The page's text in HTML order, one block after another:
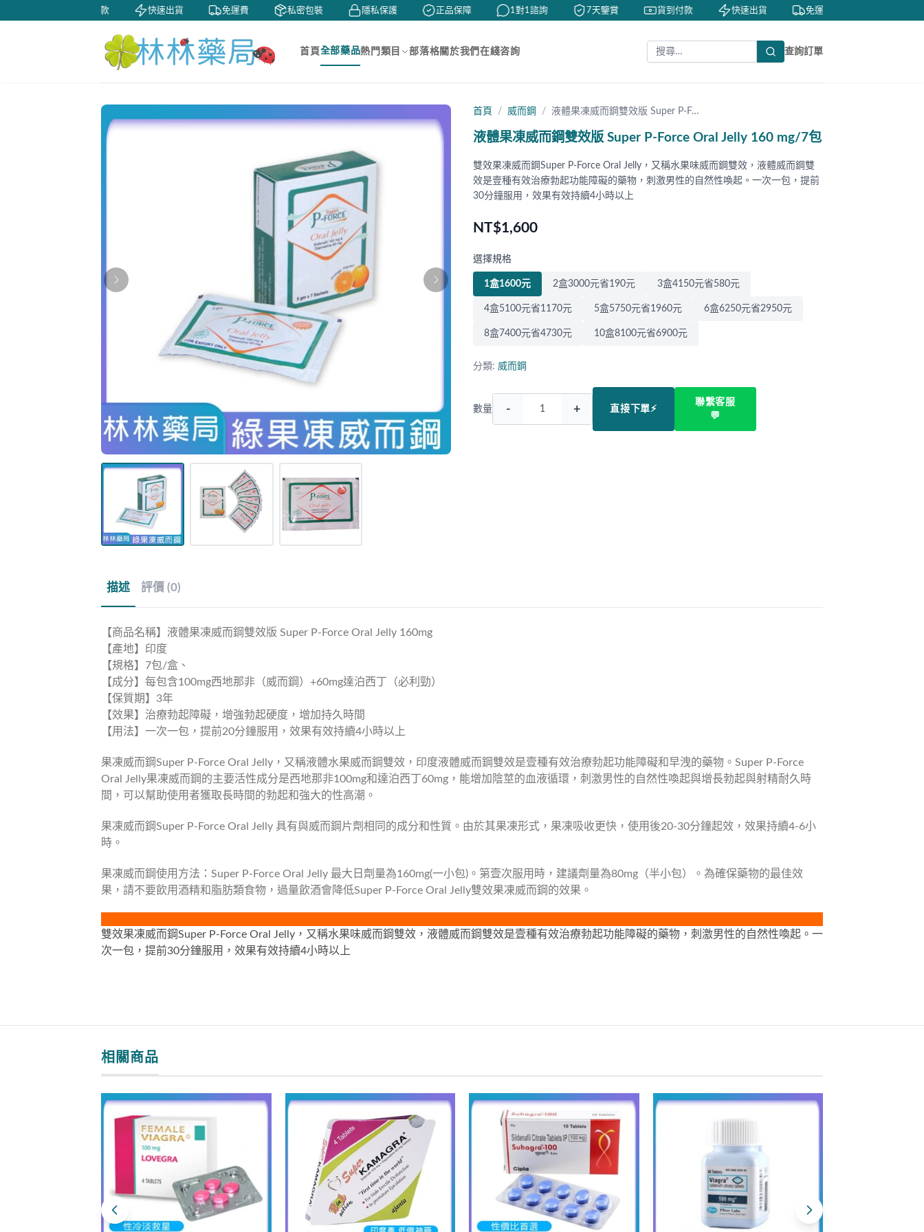
貨到付款 快速出貨 免運費 私密包裝 隱私保護 正品保障 1對1諮詢 7天鑒賞 貨到付款 快速出貨 免運費
首頁全部藥品熱門類目 部落格關於我們在綫咨詢 查詢訂單
首頁 威而鋼 液體果凍威而鋼雙效版 Super P-F…
液體果凍威而鋼雙效版 Super P-Force Oral Jelly 160 mg/7包
雙效果凍威而鋼Super P-Force Oral Jelly，又稱水果味威而鋼雙效，液體威而鋼雙
效是壹種有效治療勃起功能障礙的藥物，刺激男性的自然性喚起。一次一包，提前
30分鐘服用，效果有效持續4小時以上
NT$1,600
選擇規格
1盒1600元 2盒3000元省190元 3盒4150元省580元
4盒5100元省1170元 5盒5750元省1960元 6盒6250元省2950元
8盒7400元省4730元 10盒8100元省6900元
分類: 威而鋼
數量 - + 直接下單⚡
聯繫客服
💬
描述 評價 (0)
【商品名稱】液體果凍威而鋼雙效版 Super P-Force Oral Jelly 160mg
【產地】印度
【規格】7包/盒、
【成分】每包含100mg西地那非（威而鋼）+60mg達泊西丁（必利勁）
【保質期】3年
【效果】治療勃起障礙，增強勃起硬度，增加持久時間
【用法】一次一包，提前20分鐘服用，效果有效持續4小時以上
果凍威而鋼Super P-Force Oral Jelly，又稱液體水果威而鋼雙效，印度液體威而鋼雙效是壹種有效治療勃起功能障礙和早洩的藥物。Super P-Force
Oral Jelly果凍威而鋼的主要活性成分是西地那非100mg和達泊西丁60mg，能增加陰莖的血液循環，刺激男性的自然性喚起與增長勃起與射精耐久時
間，可以幫助使用者獲取長時間的勃起和強大的性高潮。
果凍威而鋼Super P-Force Oral Jelly 具有與威而鋼片劑相同的成分和性質。由於其果凍形式，果凍吸收更快，使用後20-30分鐘起效，效果持續4-6小
時。
果凍威而鋼使用方法：Super P-Force Oral Jelly 最大日劑量為160mg(一小包)。第壹次服用時，建議劑量為80mg（半小包）。為確保藥物的最佳效
果，請不要飲用酒精和脂肪類食物，過量飲酒會降低Super P-Force Oral Jelly雙效果凍威而鋼的效果。
雙效果凍威而鋼Super P-Force Oral Jelly，又稱水果味威而鋼雙效，液體威而鋼雙效是壹種有效治療勃起功能障礙的藥物，刺激男性的自然性喚起。一
次一包，提前30分鐘服用，效果有效持續4小時以上
相關商品